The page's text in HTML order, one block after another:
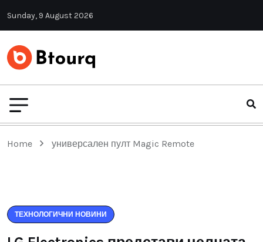
Sunday, 9 August 2026
Home универсален пулт Magic Remote
ТЕХНОЛОГИЧНИ НОВИНИ